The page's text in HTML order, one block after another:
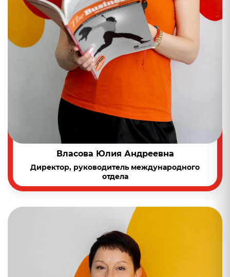
Власова Юлия Андреевна
Директор, руководитель международного
отдела